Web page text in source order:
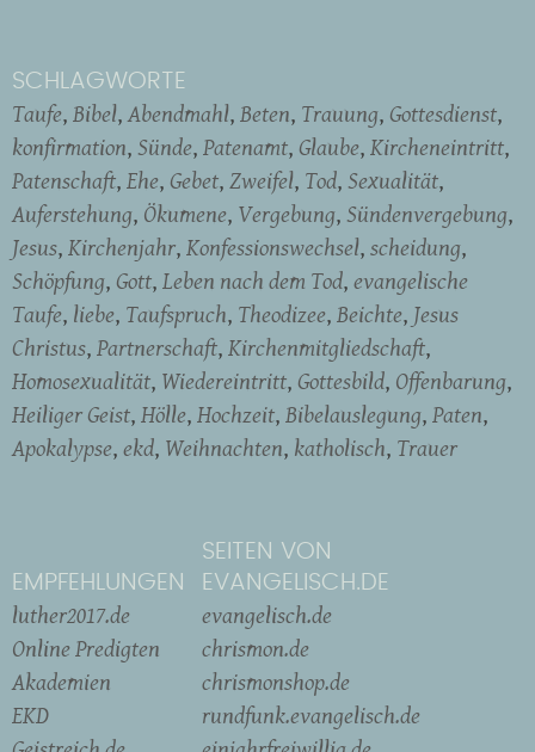
SCHLAGWORTE
Taufe Bibel Abendmahl Beten Trauung Gottesdienst
konfirmation Sünde Patenamt Glaube Kircheneintritt
Patenschaft Ehe Gebet Zweifel Tod Sexualität
Auferstehung Ökumene Vergebung Sündenvergebung
Jesus Kirchenjahr Konfessionswechsel scheidung
Schöpfung Gott Leben nach dem Tod evangelische
Taufe liebe Taufspruch Theodizee Beichte Jesus
Christus Partnerschaft Kirchenmitgliedschaft
Homosexualität Wiedereintritt Gottesbild Offenbarung
Heiliger Geist Hölle Hochzeit Bibelauslegung Paten
Apokalypse ekd Weihnachten katholisch Trauer
EMPFEHLUNGEN
luther2017.de
Online Predigten
Akademien
EKD
SEITEN VON
EVANGELISCH.DE
evangelisch.de
chrismon.de
chrismonshop.de
rundfunk.evangelisch.de